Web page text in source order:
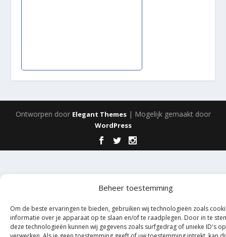
Beheer toestemming
Om de beste ervaringen te bieden, gebruiken wij technologieën zoals
informatie over je apparaat op te slaan en/of te raadplegen. Door in te
deze technologieën kunnen wij gegevens zoals surfgedrag of unieke ID's
Ontworpen door Elegant Themes| Mogelijk gemaakt door
WordPress